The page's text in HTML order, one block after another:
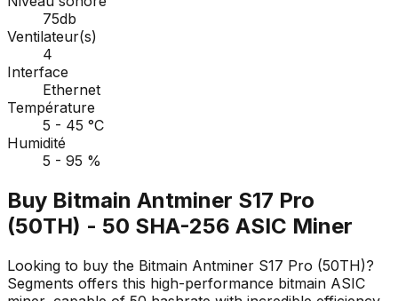
75db
Ventilateur(s)
4
Interface
Ethernet
Température
5 - 45 °C
Humidité
5 - 95 %
Buy Bitmain Antminer S17 Pro
(50TH) - 50 SHA-256 ASIC Miner
Looking to buy the Bitmain Antminer S17 Pro (50TH)?
Segments offers this high-performance bitmain ASIC